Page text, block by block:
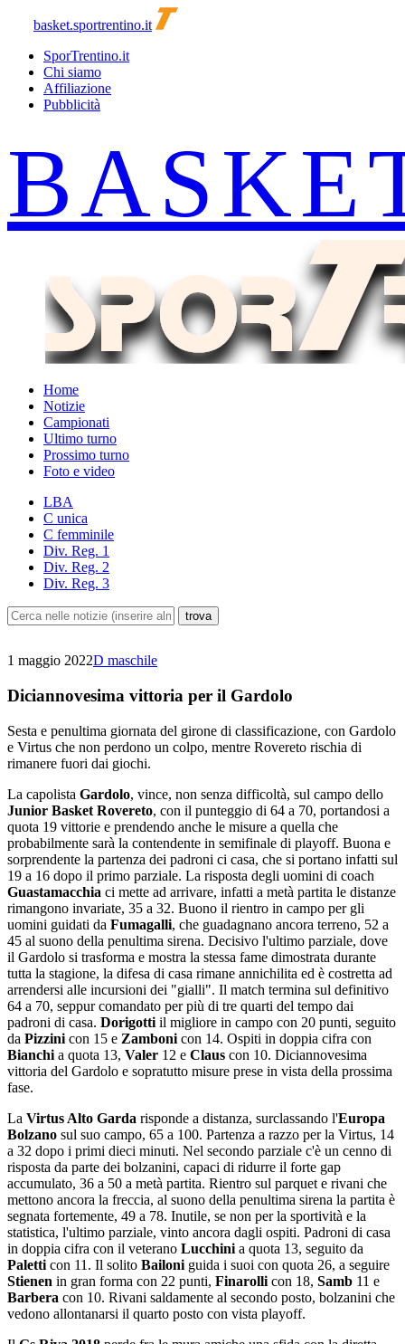
basket.sportrentino.it
SporTrentino.it
Chi siamo
Affiliazione
Pubblicità
Home
Notizie
Campionati
Ultimo turno
Prossimo turno
Foto e video
LBA
C unica
C femminile
Div. Reg. 1
Div. Reg. 2
Div. Reg. 3
1 maggio 2022D maschile
Diciannovesima vittoria per il Gardolo
Sesta e penultima giornata del girone di classificazione, con Gardolo
e Virtus che non perdono un colpo, mentre Rovereto rischia di
rimanere fuori dai giochi.
La capolista Gardolo, vince, non senza difficoltà, sul campo dello
Junior Basket Rovereto, con il punteggio di 64 a 70, portandosi a
quota 19 vittorie e prendendo anche le misure a quella che
probabilmente sarà la contendente in semifinale di playoff. Buona e
sorprendente la partenza dei padroni ci casa, che si portano infatti sul
19 a 16 dopo il primo parziale. La risposta degli uomini di coach
Guastamacchia ci mette ad arrivare, infatti a metà partita le distanze
rimangono invariate, 35 a 32. Buono il rientro in campo per gli
uomini guidati da Fumagalli, che guadagnano ancora terreno, 52 a
45 al suono della penultima sirena. Decisivo l'ultimo parziale, dove
il Gardolo si trasforma e mostra la stessa fame dimostrata durante
tutta la stagione, la difesa di casa rimane annichilita ed è costretta ad
arrendersi alle incursioni dei "gialli". Il match termina sul definitivo
64 a 70, seppur comandato per più di tre quarti del tempo dai
padroni di casa. Dorigotti il migliore in campo con 20 punti, seguito
da Pizzini con 15 e Zamboni con 14. Ospiti in doppia cifra con
Bianchi a quota 13, Valer 12 e Claus con 10. Diciannovesima
vittoria del Gardolo e sopratutto misure prese in vista della prossima
fase.
La Virtus Alto Garda risponde a distanza, surclassando l'Europa
Bolzano sul suo campo, 65 a 100. Partenza a razzo per la Virtus, 14
a 32 dopo i primi dieci minuti. Nel secondo parziale c'è un cenno di
risposta da parte dei bolzanini, capaci di ridurre il forte gap
accumulato, 36 a 50 a metà partita. Rientro sul parquet e rivani che
mettono ancora la freccia, al suono della penultima sirena la partita è
segnata fortemente, 49 a 78. Inutile, se non per la sportività e la
statistica, l'ultimo parziale, vinto ancora dagli ospiti. Padroni di casa
in doppia cifra con il veterano Lucchini a quota 13, seguito da
Paletti con 11. Il solito Bailoni guida i suoi con quota 26, a seguire
Stienen in gran forma con 22 punti, Finarolli con 18, Samb 11 e
Barbera con 10. Rivani saldamente al secondo posto, bolzanini che
vedono allontanarsi il quarto posto con vista playoff.